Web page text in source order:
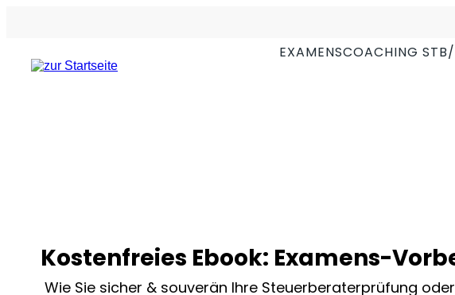
EXAMENSCOACHING
Kostenfreies Ebook: Examens-
Wie Sie sicher & souverän Ihre Steuerberaterprüfung